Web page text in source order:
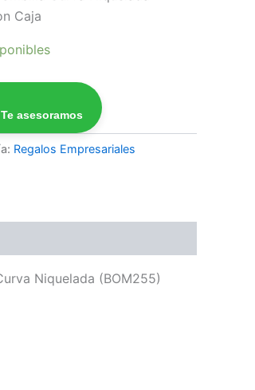
Caja
asesoramos
Regalos Empresariales
Niquelada (BOM255)